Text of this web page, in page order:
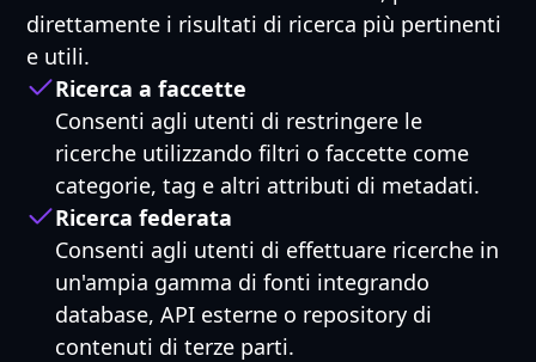
direttamente i risultati di ricerca più pertinenti
e utili.
Ricerca a faccette
Consenti agli utenti di restringere le
ricerche utilizzando filtri o faccette come
categorie, tag e altri attributi di metadati.
Ricerca federata
Consenti agli utenti di effettuare ricerche in
un'ampia gamma di fonti integrando
database, API esterne o repository di
contenuti di terze parti.